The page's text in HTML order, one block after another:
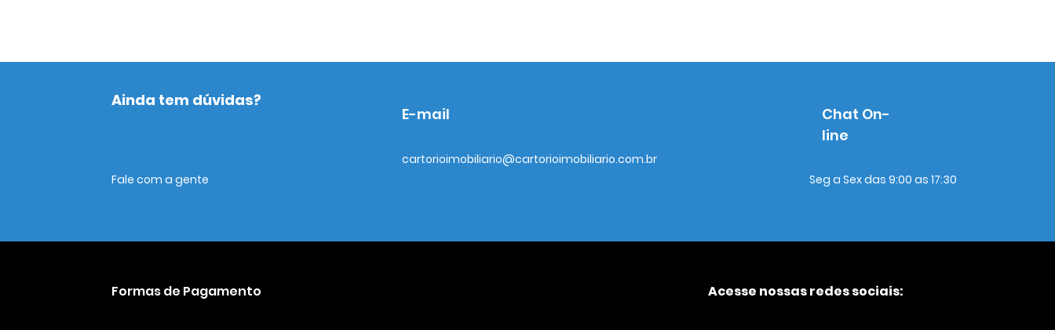
Ainda tem dúvidas?
Fale com a gente
E-mail
cartorioimobiliario@cartorioimobiliario.com.br
Chat On-
line
Seg a Sex das 9:00 as 17:30
Formas de Pagamento Acesse nossas redes sociais: